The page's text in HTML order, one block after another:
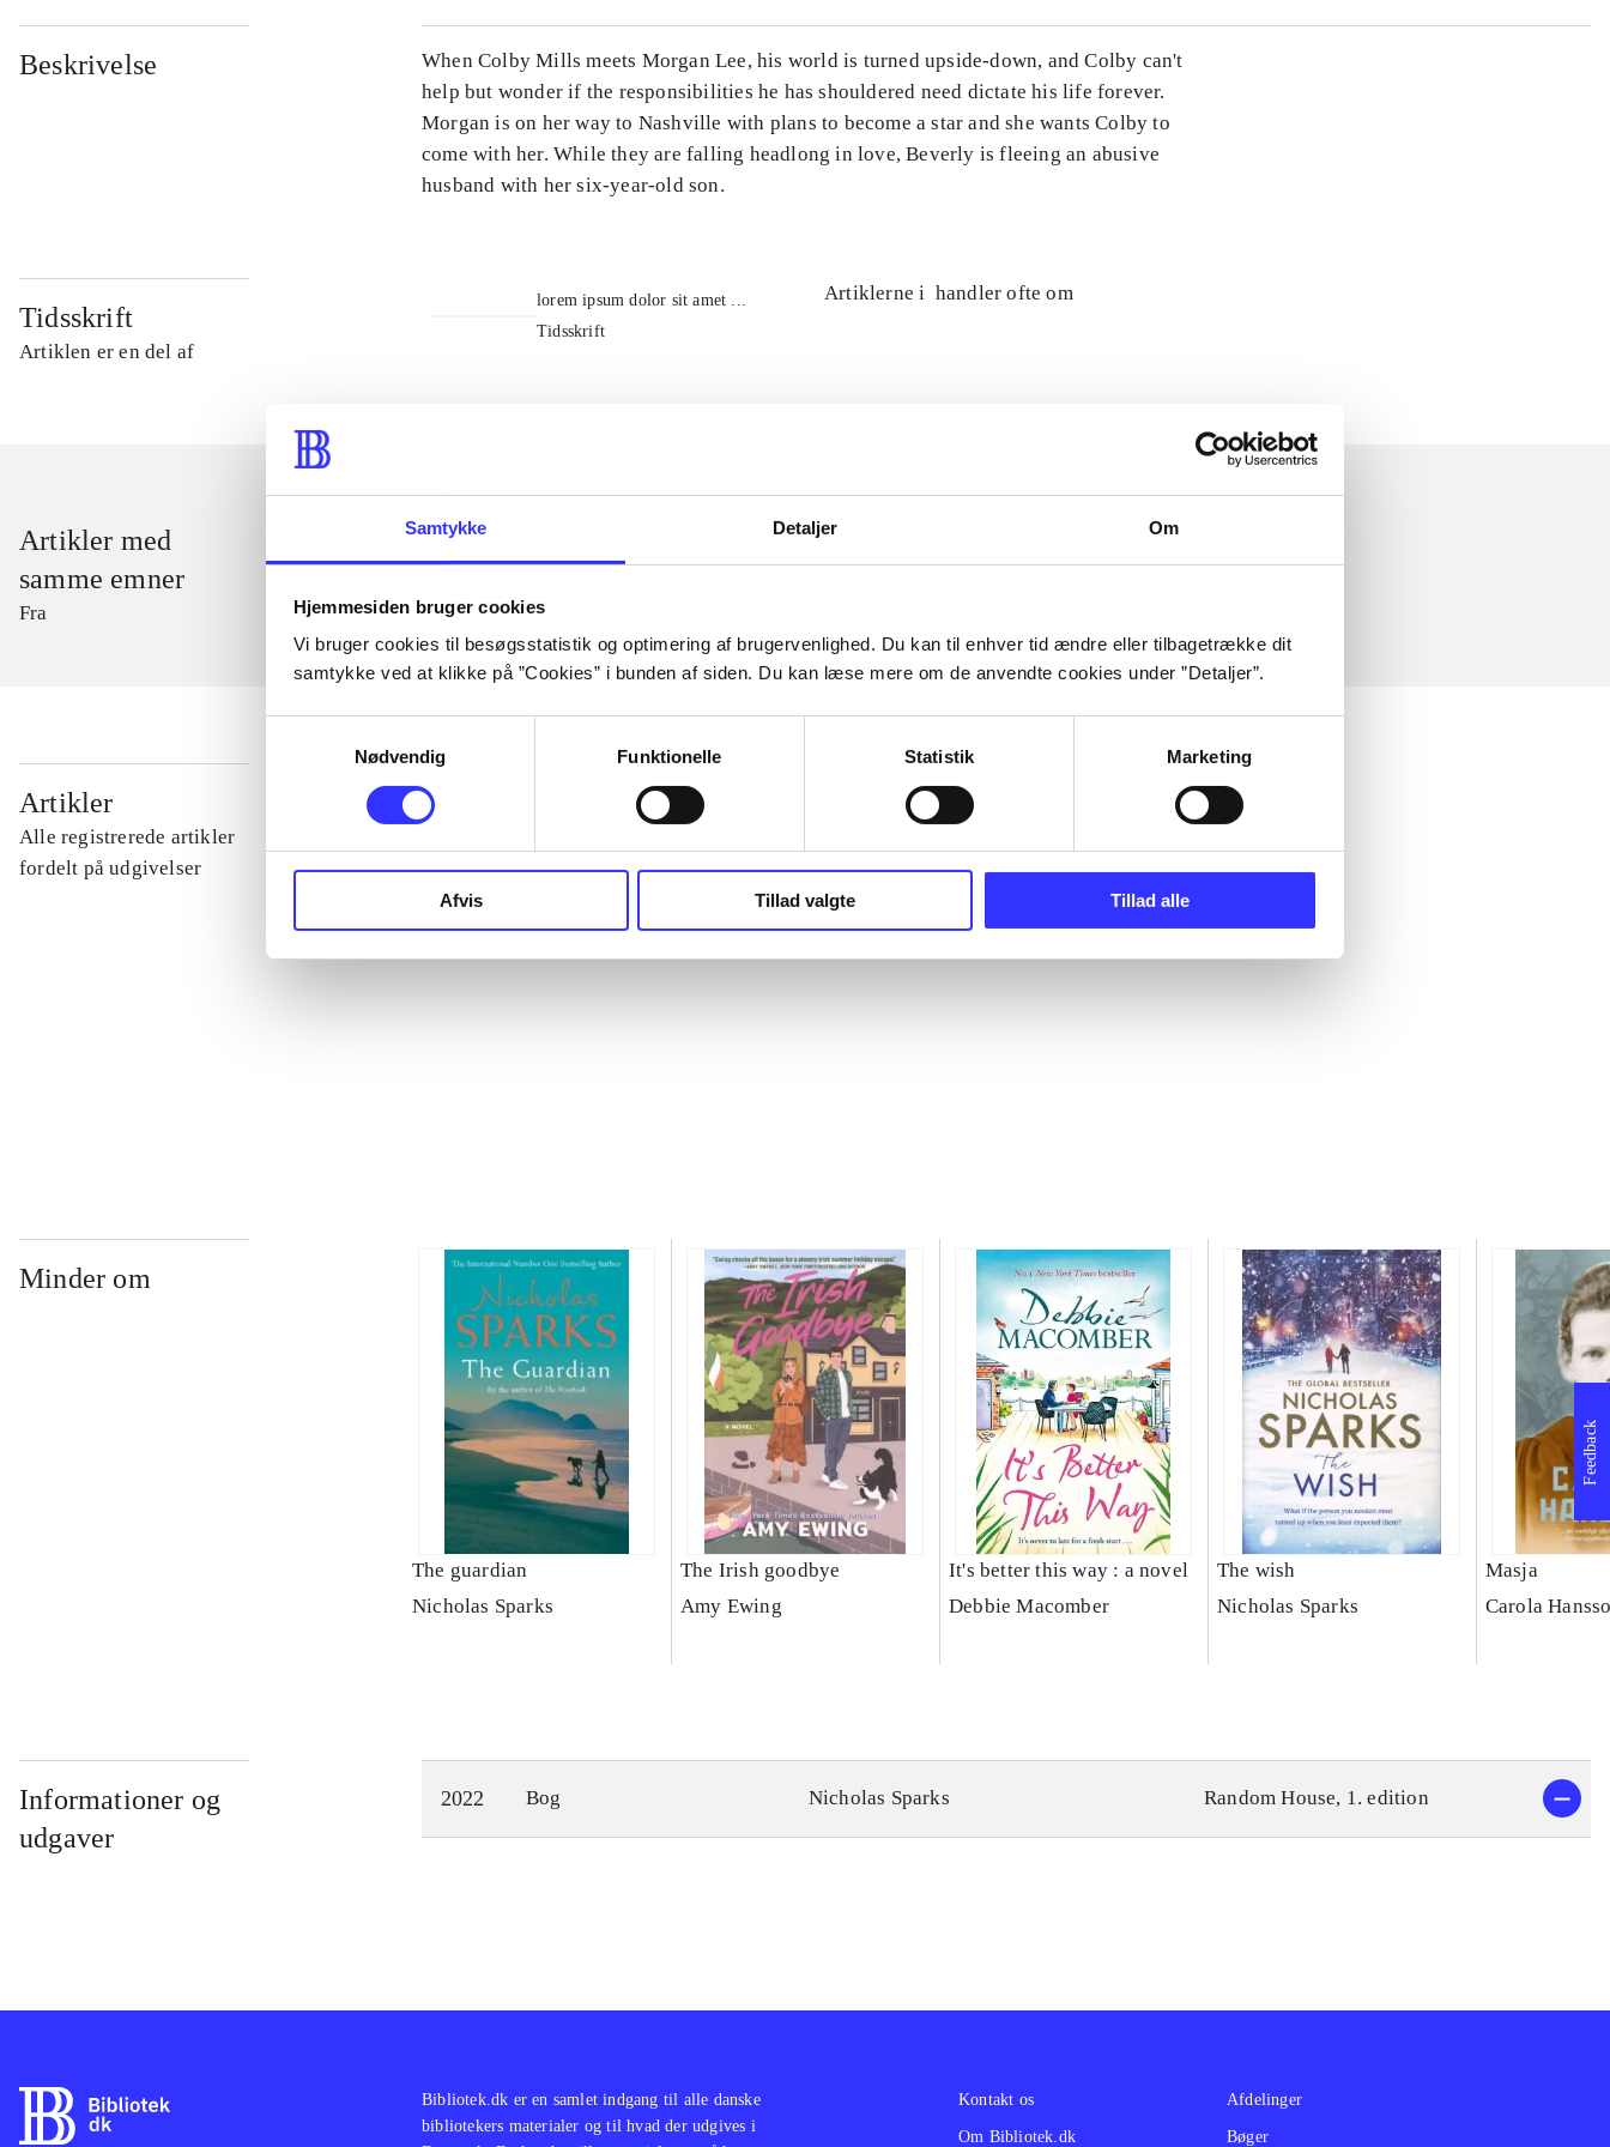
Samtykke Detaljer Om
Hjemmesiden bruger cookies
Vi bruger cookies til besøgsstatistik og optimering af brugervenlighed. Du kan til enhver tid ændre eller tilbagetrække dit
samtykke ved at klikke på ”Cookies” i bunden af siden. Du kan læse mere om de anvendte cookies under ”Detaljer”.
Nødvendig
Funktionelle Statistik Marketing
Afvis Tillad valgte Tillad alle
Beskrivelse
When Colby Mills meets Morgan Lee, his world is turned upside-down, and Colby can't
help but wonder if the responsibilities he has shouldered need dictate his life forever.
Morgan is on her way to Nashville with plans to become a star and she wants Colby to
come with her. While they are falling headlong in love, Beverly is fleeing an abusive
husband with her six-year-old son.
Tidsskrift
Artiklen er en del af
lorem ipsum dolor sit amet ...
Tidsskrift
Artiklerne i handler ofte om
Artikler med
samme emner
Fra
Artikler
Alle registrerede artikler
fordelt på udgivelser
...
Minder om
The guardian
Nicholas Sparks
The Irish goodbye
Amy Ewing
It's better this way : a novel
Debbie Macomber
The wish
Nicholas Sparks
Masja
Carola
Informationer og
udgaver
2022 Bog Nicholas Sparks Random House, 1. edition
Feedback
Bibliotek.dk er en samlet indgang til alle danske
bibliotekers materialer og til hvad der udgives i
Kontakt os
Om Bibliotek.dk
Afdelinger
Bøger